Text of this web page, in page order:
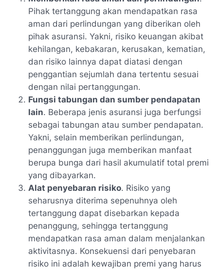
Pihak tertanggung akan mendapatkan rasa
aman dari perlindungan yang diberikan oleh
pihak asuransi. Yakni, risiko keuangan akibat
kehilangan, kebakaran, kerusakan, kematian,
dan risiko lainnya dapat diatasi dengan
penggantian sejumlah dana tertentu sesuai
dengan nilai pertanggungan.
Fungsi tabungan dan sumber pendapatan
lain. Beberapa jenis asuransi juga berfungsi
sebagai tabungan atau sumber pendapatan.
Yakni, selain memberikan perlindungan,
penanggungan juga memberikan manfaat
berupa bunga dari hasil akumulatif total premi
yang dibayarkan.
Alat penyebaran risiko. Risiko yang
seharusnya diterima sepenuhnya oleh
tertanggung dapat disebarkan kepada
penanggung, sehingga tertanggung
mendapatkan rasa aman dalam menjalankan
aktivitasnya. Konsekuensi dari penyebaran
risiko ini adalah kewajiban premi yang harus